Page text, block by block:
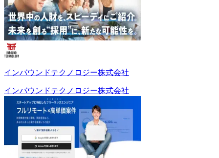
インバウンドテクノロジー株式会社
インバウンドテクノロジー株式会社